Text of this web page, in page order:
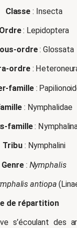
Classe : Insecta
Ordre: Lepidoptera
ordre: Glossata
ordre:
famille:
: Nymphalidae
famille:
Tribu: Nymphalini
Genre: Nymphalis
antiopa
de répartition
s’écoulant des